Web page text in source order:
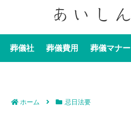
葬儀社 葬儀費用 葬儀マナー
ホーム 忌日法要